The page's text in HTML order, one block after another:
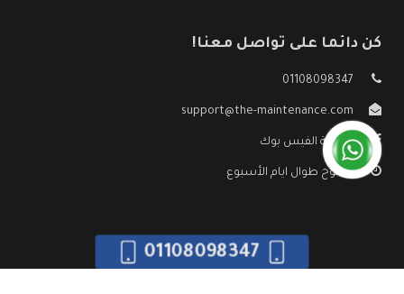
كن دائما على تواصل معنا!
01108098347
support@the-maintenance.com
صفحة الفيس بوك
مفتوح طوال ايام الأسبوع
01108098347